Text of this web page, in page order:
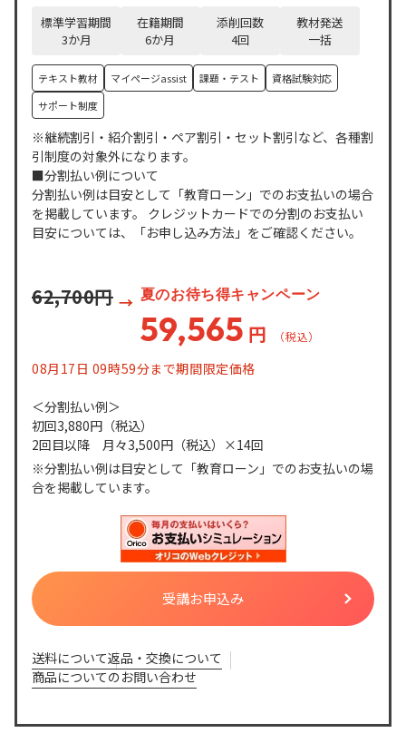
標準学習期間
3か月
在籍期間
6か月
添削回数
4回
教材発送
一括
テキスト教材 マイページassist 課題・テスト
資格試験対応
サポート制度
※継続割引・紹介割引・ペア割引・セット割引など、各種割
引制度の対象外になります。
■分割払い例について
分割払い例は目安として「教育ローン」でのお支払いの場合
を掲載しています。 クレジットカードでの分割のお支払い
目安については、「お申し込み方法」をご確認ください。
夏のお待ち得キャンペーン
59,565 円
62,700円
08月17日 09時59分まで期間限定価格
＜分割払い例＞
初回3,880円 （税込）
2回目以降 月々3,500円 （税込） ×14回
※分割払い例は目安として「教育ローン」でのお支払いの場
合を掲載しています。
送料について返品・交換について
商品についてのお問い合わせ